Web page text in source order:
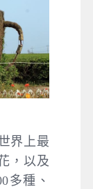
界上最
，以及
多種、